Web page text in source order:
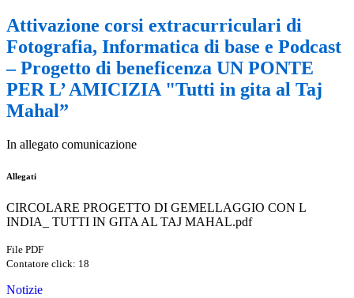
Attivazione corsi extracurriculari di
Fotografia, Informatica di base e Podcast
– Progetto di beneficenza UN PONTE
PER L’ AMICIZIA "Tutti in gita al Taj
Mahal”
In allegato comunicazione
Allegati
CIRCOLARE PROGETTO DI GEMELLAGGIO CON L
INDIA_ TUTTI IN GITA AL TAJ MAHAL.pdf
File PDF
Contatore click: 18
Notizie